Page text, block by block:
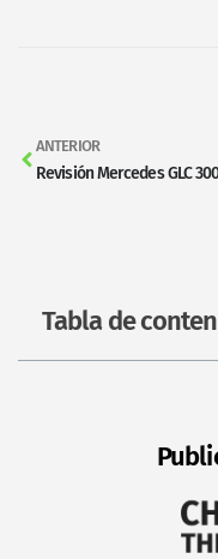
ANTERIOR
Tabla de